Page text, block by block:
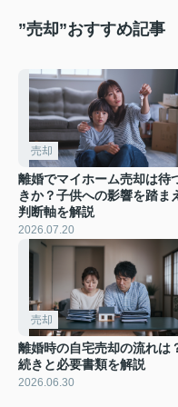
”売却”おすすめ記事
売却
離婚でマイホーム売却は待
きか？子供への影響を踏ま
判断軸を解説
2026.07.20
売却
離婚時の自宅売却の流れは
続きと必要書類を解説
2026.06.30